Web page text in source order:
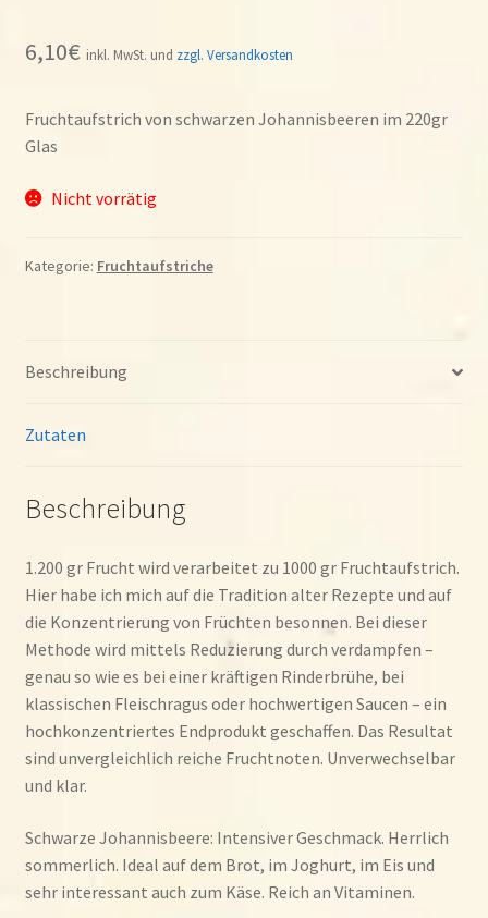
6,10€ inkl. MwSt. und zzgl. Versandkosten
Fruchtaufstrich von schwarzen Johannisbeeren im 220gr
Glas
Nicht vorrätig
Kategorie: Fruchtaufstriche
Beschreibung
Zutaten
Beschreibung
1.200 gr Frucht wird verarbeitet zu 1000 gr Fruchtaufstrich.
Hier habe ich mich auf die Tradition alter Rezepte und auf
die Konzentrierung von Früchten besonnen. Bei dieser
Methode wird mittels Reduzierung durch verdampfen –
genau so wie es bei einer kräftigen Rinderbrühe, bei
klassischen Fleischragus oder hochwertigen Saucen – ein
hochkonzentriertes Endprodukt geschaffen. Das Resultat
sind unvergleichlich reiche Fruchtnoten. Unverwechselbar
und klar.
Schwarze Johannisbeere: Intensiver Geschmack. Herrlich
sommerlich. Ideal auf dem Brot, im Joghurt, im Eis und
sehr interessant auch zum Käse. Reich an Vitaminen.